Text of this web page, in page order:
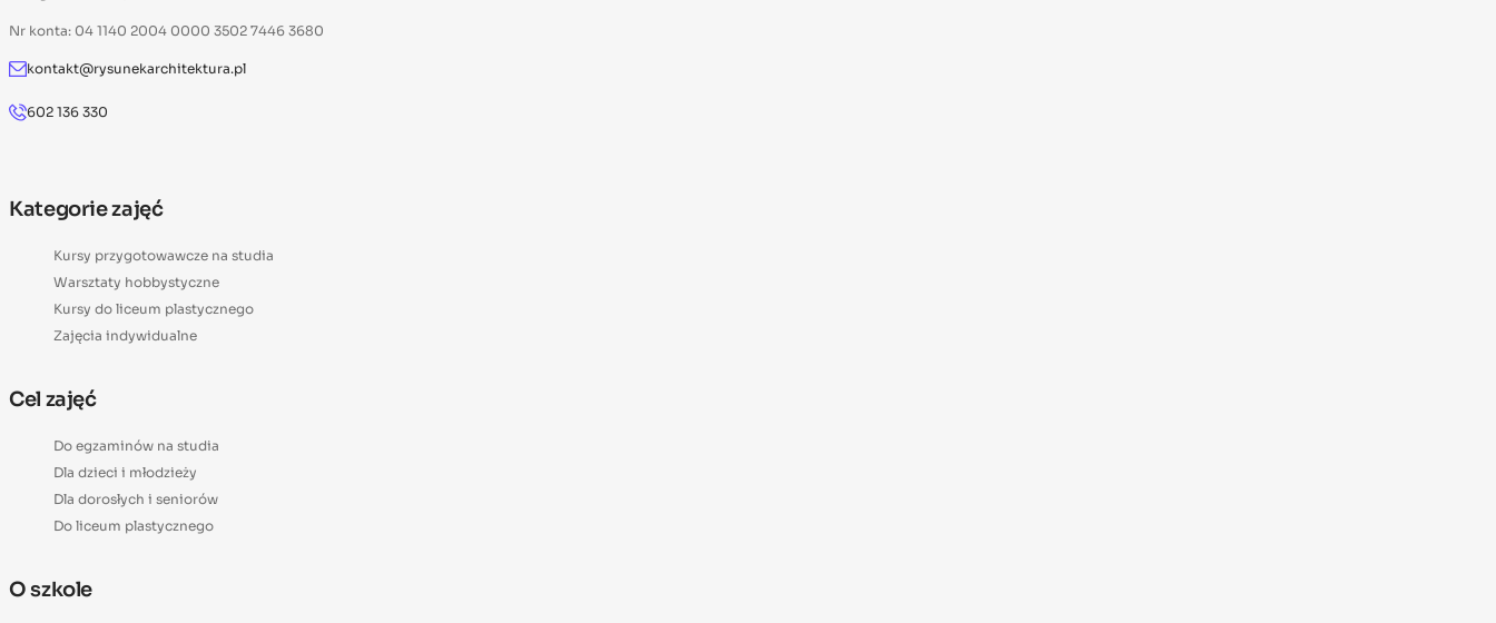
Nr konta: 04 1140 2004 0000 3502 7446 3680
kontakt@rysunekarchitektura.pl
602 136 330
Kategorie zajęć
Kursy przygotowawcze na studia
Warsztaty hobbystyczne
Kursy do liceum plastycznego
Zajęcia indywidualne
Cel zajęć
Do egzaminów na studia
Dla dzieci i młodzieży
Dla dorosłych i seniorów
Do liceum plastycznego
O szkole